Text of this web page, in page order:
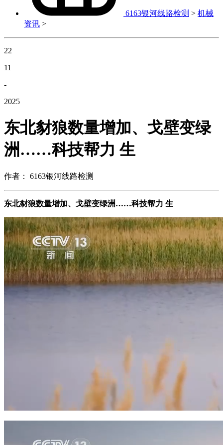
6163银河线路检测 > 机械
资讯 >
22
11
-
2025
东北豺狼数量增加、戈壁变绿
洲……科技帮力 生
作者： 6163银河线路检测
东北豺狼数量增加、戈壁变绿洲……科技帮力 生